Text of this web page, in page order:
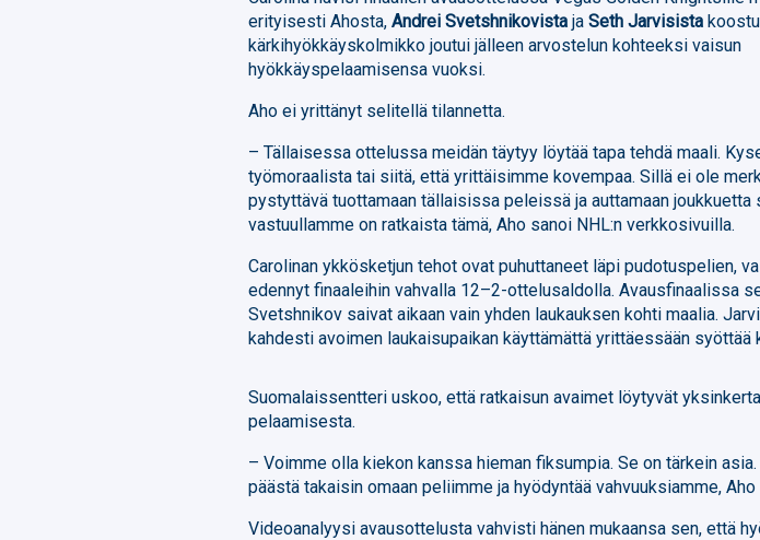
erityisesti Ahosta,Andrei Svetshnikovista jaSeth Jarvisista
kärkihyökkäyskolmikko joutui jälleen arvostelun kohteeksi vaisun
hyökkäyspelaamisensa vuoksi.
Aho ei yrittänyt selitellä tilannetta.
– Tällaisessa ottelussa meidän täytyy löytää tapa tehdä maali.
työmoraalista tai siitä, että yrittäisimme kovempaa. Sillä ei ole
pystyttävä tuottamaan tällaisissa peleissä ja auttamaan joukkuetta
vastuullamme on ratkaista tämä, Aho sanoi NHL:n verkkosivuilla.
Carolinan ykkösketjun tehot ovat puhuttaneet läpi pudotuspelien,
edennyt finaaleihin vahvalla 12–2-ottelusaldolla. Avausfinaalissa
Svetshnikov saivat aikaan vain yhden laukauksen kohti maalia.
kahdesti avoimen laukaisupaikan käyttämättä yrittäessään syöttää
Suomalaissentteri uskoo, että ratkaisun avaimet löytyvät
pelaamisesta.
– Voimme olla kiekon kanssa hieman fiksumpia. Se on tärkein
päästä takaisin omaan peliimme ja hyödyntää vahvuuksiamme, Aho
Videoanalyysi avausottelusta vahvisti hänen mukaansa sen, että